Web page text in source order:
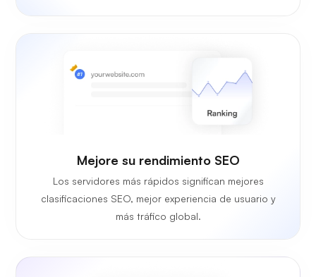
Mejore su rendimiento SEO
Los servidores más rápidos significan mejores
clasificaciones SEO, mejor experiencia de usuario y
más tráfico global.